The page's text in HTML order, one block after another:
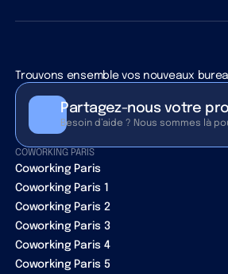
Trouvons ensemble vos nouveaux
Partagez-nous votre
Besoin d’aide ? Nous sommes là
COWORKING PARIS
Coworking Paris
Coworking Paris 1
Coworking Paris 2
Coworking Paris 3
Coworking Paris 4
Coworking Paris 5